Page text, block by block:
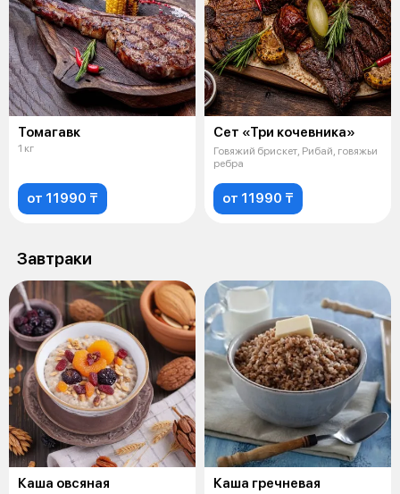
Томагавк
1 кг
от 11990 ₸
Сет «Три кочевника»
Говяжий брискет, Рибай, говяжьи
ребра
от 11990 ₸
Завтраки
Каша овсяная Каша гречневая